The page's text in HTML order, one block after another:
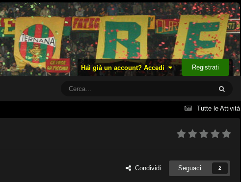
Hai già un account? Accedi Registrati
Tutte le Attività
Condividi Seguaci 2